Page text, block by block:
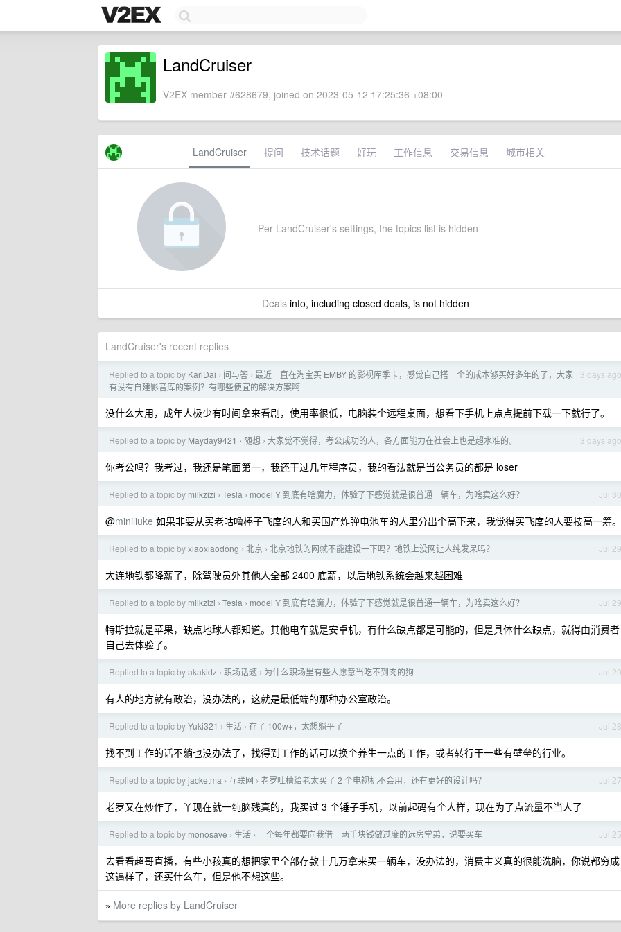
LandCruiser
V2EX member #628679, joined on 2023-05-12 17:25:36 +08:00
LandCruiser 提问 技术话题 好玩 工作信息 交易信息 城市相关
Per LandCruiser's settings, the topics list is hidden
Dealsinfo, including closed deals, is not hidden
LandCruiser's recent replies
3 days ago
Replied to a topic by KarlDai › 问与答 › 最近一直在淘宝买 EMBY 的影视库季卡，感觉自己搭一个的成本够买好多年的了，大家
有没有自建影音库的案例？有哪些便宜的解决方案啊
没什么大用，成年人极少有时间拿来看剧，使用率很低，电脑装个远程桌面，想看下手机上点点提前下载一下就行了。
3 days ago
Replied to a topic by Mayday9421 › 随想 › 大家觉不觉得，考公成功的人，各方面能力在社会上也是超水准的。
你考公吗？我考过，我还是笔面第一，我还干过几年程序员，我的看法就是当公务员的都是 loser
Jul 30
Replied to a topic by milkzizi › Tesla › model Y 到底有啥魔力，体验了下感觉就是很普通一辆车，为啥卖这么好？
@miniliuke 如果非要从买老咕噜棒子飞度的人和买国产炸弹电池车的人里分出个高下来，我觉得买飞度的人要技高一筹。
Jul 29
Replied to a topic byxiaoxiaodong › 北京 › 北京地铁的网就不能建设一下吗？地铁上没网让人纯发呆吗？
大连地铁都降薪了，除驾驶员外其他人全部 2400 底薪，以后地铁系统会越来越困难
Jul 29
Replied to a topic by milkzizi › Tesla › model Y 到底有啥魔力，体验了下感觉就是很普通一辆车，为啥卖这么好？
特斯拉就是苹果，缺点地球人都知道。其他电车就是安卓机，有什么缺点都是可能的，但是具体什么缺点，就得由消费者
自己去体验了。
Jul 29
Replied to a topic byakakidz › 职场话题 › 为什么职场里有些人愿意当吃不到肉的狗
有人的地方就有政治，没办法的，这就是最低端的那种办公室政治。
Jul 28
Replied to a topic byYuki321 › 生活 › 存了 100w+，太想躺平了
找不到工作的话不躺也没办法了，找得到工作的话可以换个养生一点的工作，或者转行干一些有壁垒的行业。
Jul 27
Replied to a topic byjacketma › 互联网 › 老罗吐槽给老太买了 2 个电视机不会用，还有更好的设计吗？
老罗又在炒作了，丫现在就一纯脑残真的，我买过 3 个锤子手机，以前起码有个人样，现在为了点流量不当人了
Jul 25
Replied to a topic by monosave › 生活 › 一个每年都要向我借一两千块钱做过度的远房堂弟，说要买车
去看看超哥直播，有些小孩真的想把家里全部存款十几万拿来买一辆车，没办法的，消费主义真的很能洗脑，你说都穷成
这逼样了，还买什么车，但是他不想这些。
» More replies by LandCruiser